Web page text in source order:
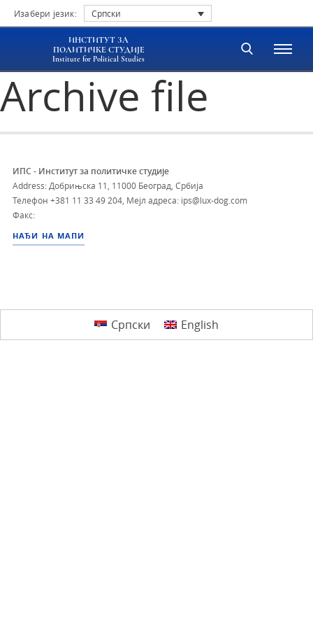
Изабери језик: Српски
ИНСТИТУТ ЗА
ПОЛИТИЧКЕ СТУДИЈЕ
Institute for Political Studies
Archive file
ИПС - Институт за политичке студије
Address: Добрињска 11, 11000 Београд, Србија
Телефон +381 11 33 49 204 Мејл адреса: ips@lux-dog.com
Факс:
НАЂИ НА МАПИ
Српски English